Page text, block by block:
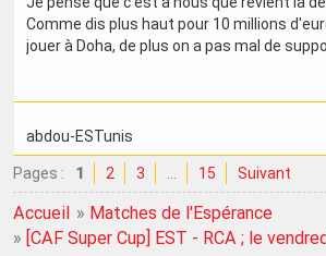
Comme dis plus haut pour 10 millions
jouer à Doha, de plus on a pas mal de
abdou-ESTunis
Pages : 1 2 3 … 15 Suivant
Accueil » Matches de l'Espérance
» [CAF Super Cup] EST - RCA ; le